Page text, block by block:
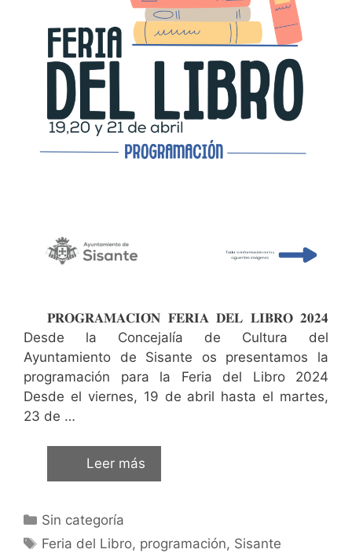
𝐏𝐑𝐎𝐆𝐑𝐀𝐌𝐀𝐂𝐈𝐎́𝐍 𝐅𝐄𝐑𝐈𝐀 𝐃𝐄𝐋 𝐋𝐈𝐁𝐑𝐎 𝟐𝟎𝟐𝟒
Desde la Concejalía de Cultura del
Ayuntamiento de Sisante os presentamos la
programación para la Feria del Libro 2024
Desde el viernes, 19 de abril hasta el martes,
23 de …
Leer más
Sin categoría
Feria del Libro, programación, Sisante